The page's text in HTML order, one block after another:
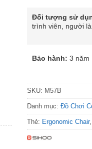
Đối tượng sử
trình viên, người
Bảo hành: 3 năm
SKU: M57B
Danh mục: Đồ Chơi
Thẻ: Ergonomic Chair,